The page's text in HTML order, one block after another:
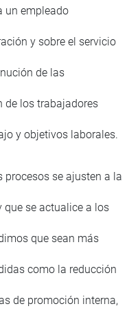
un empleado
y sobre el servicio
de las
de los trabajadores
y objetivos laborales.
procesos se ajusten a la
que se actualice a los
que sean más
como la reducción
de promoción interna,